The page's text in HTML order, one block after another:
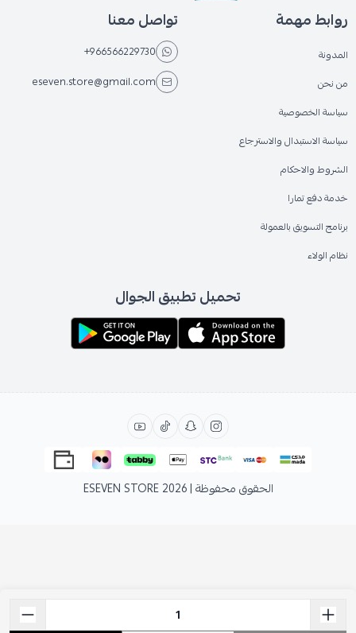
روابط مهمة
المدونة
من نحن
سياسة الخصوصية
سياسة الاستبدال والاسترجاع
الشروط والاحكام
خدمة دفع تمارا
برنامج التسويق بالعمولة
نظام الولاء
تواصل معنا
+966566229730
eseven.store@gmail.com
تحميل تطبيق الجوال
الحقوق محفوظة | 2026 ESEVEN STORE